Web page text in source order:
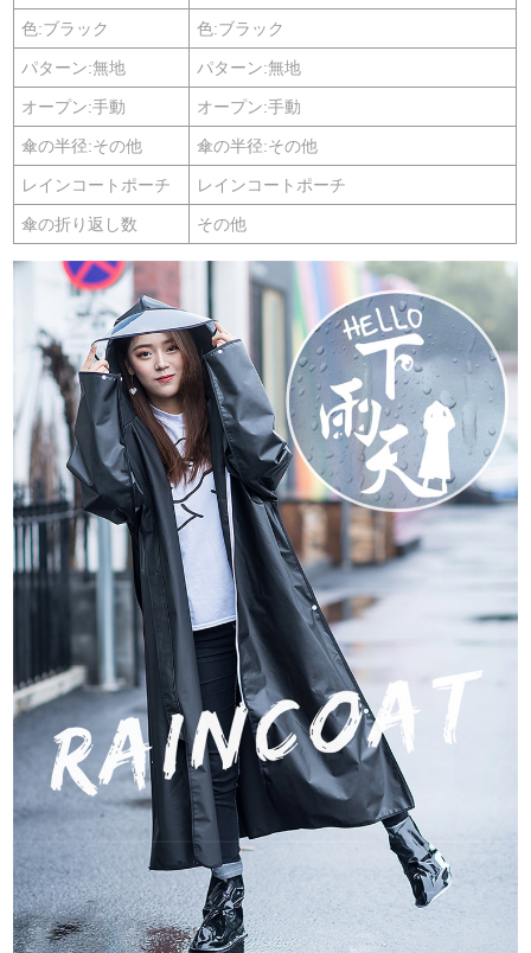
色:ブラック 色:ブラック
パターン:無地 パターン:無地
オープン:手動 オープン:手動
傘の半径:その他 傘の半径:その他
レインコートポーチ レインコートポーチ
傘の折り返し数 その他